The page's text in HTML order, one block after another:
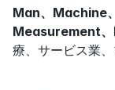
Man、Machine
Measurement
療、サービス業